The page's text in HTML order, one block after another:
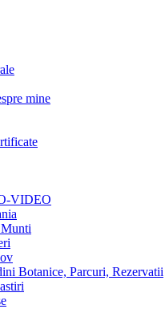
mine
VIDEO
Botanice, Parcuri, Rezervatii